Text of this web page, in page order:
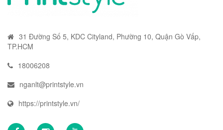
31 Đường Số 5, KDC Cityland, Phường 10, Quận Gò Vấp,
TP.HCM
18006208
nganlt@printstyle.vn
https://printstyle.vn/